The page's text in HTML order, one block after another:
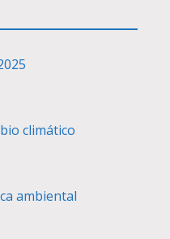
climático
ambiental